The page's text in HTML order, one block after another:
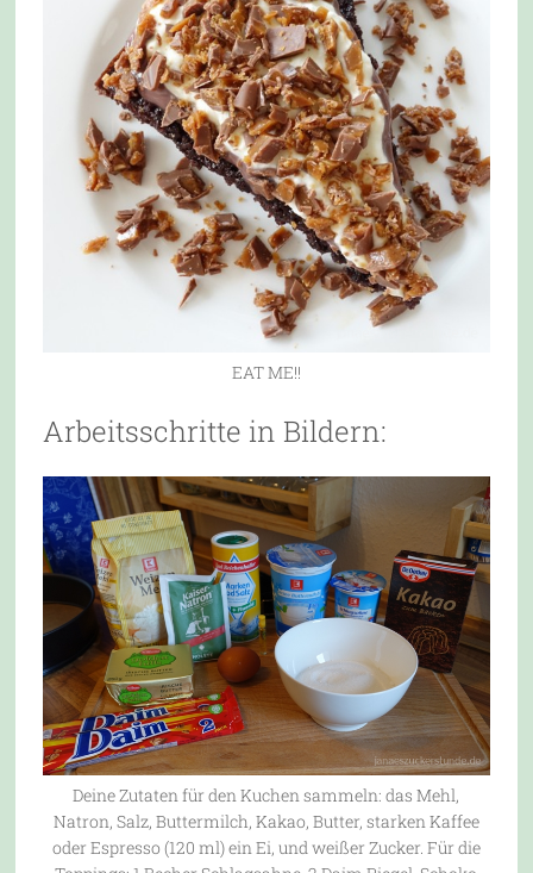
EAT ME!!
Arbeitsschritte in Bildern:
Deine Zutaten für den Kuchen sammeln: das Mehl,
Natron, Salz, Buttermilch, Kakao, Butter, starken Kaffee
oder Espresso (120 ml) ein Ei, und weißer Zucker. Für die